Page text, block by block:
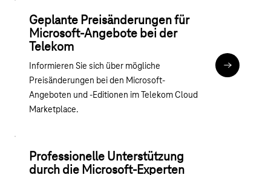
Geplante Preisänderungen für
Microsoft-Angebote bei der
Telekom
Informieren Sie sich über mögliche
Preisänderungen bei den Microsoft-
Angeboten und -Editionen im Telekom Cloud
Marketplace.
Professionelle Unterstützung
durch die Microsoft-Experten